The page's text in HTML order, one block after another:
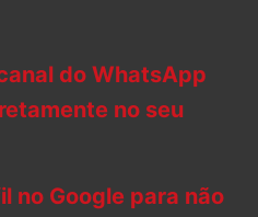
do WhatsApp
no seu
no Google para não